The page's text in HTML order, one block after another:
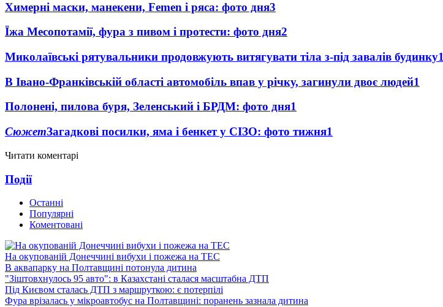
Химерні маски, манекени, Femen і ряса: фото дня3
Їжа Месопотамії, фура з пивом і протести: фото дня2
Миколаївські рятувальники продовжують витягувати тіла з-під завалів будинку1
В Івано-Франківській області автомобіль впав у річку, загинули двоє людей1
Полонені, пилова буря, Зеленський і БРДМ: фото дня1
СюжетЗагадкові посилки, яма і бенкет у СІЗО: фото тижня1
Читати коментарі
Події
Останні
Популярні
Коментовані
На окупованій Донеччині вибухи і пожежа на ТЕС
В аквапарку на Полтавщині потонула дитина
"Зіштовхнулось 95 авто": в Казахстані сталася масштабна ДТП
Під Києвом сталась ДТП з маршруткою: є потерпілі
Фура врізалась у мікроавтобус на Полтавщині: поранень зазнала дитина